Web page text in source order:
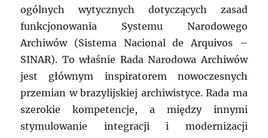
ogólnych wytycznych dotyczących zasad
funkcjonowania Systemu Narodowego
Archiwów (Sistema Nacional de Arquivos –
SINAR). To właśnie Rada Narodowa Archiwów
jest głównym inspiratorem nowoczesnych
przemian w brazylijskiej archiwistyce. Rada ma
szerokie kompetencje, a między innymi
stymulowanie integracji i modernizacji